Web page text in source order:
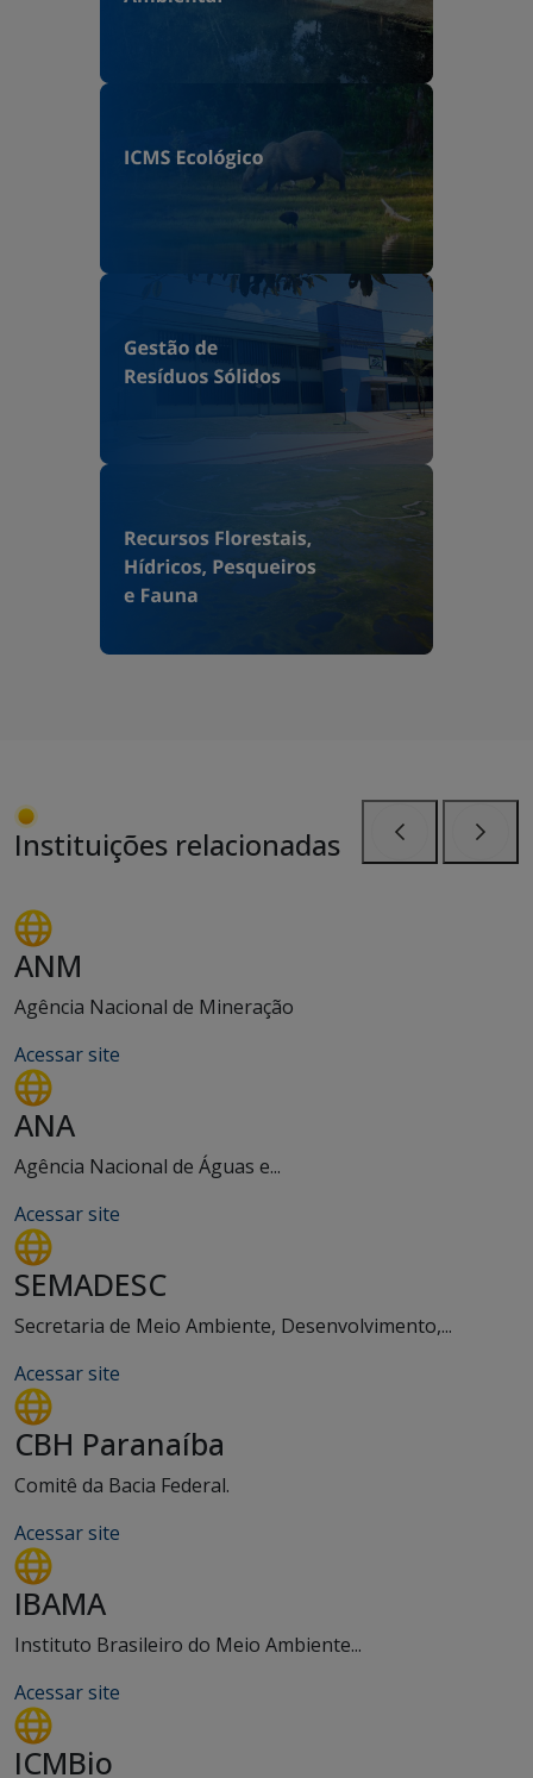
Instituições relacionadas
ANM
Agência Nacional de Mineração
Acessar site
ANA
Agência Nacional de Águas e...
Acessar site
SEMADESC
Secretaria de Meio Ambiente, Desenvolvimento,...
Acessar site
CBH Paranaíba
Comitê da Bacia Federal.
Acessar site
IBAMA
Instituto Brasileiro do Meio Ambiente...
Acessar site
ICMBio